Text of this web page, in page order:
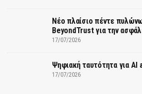
Νέο πλαίσιο πέντε
BeyondTrust για την
17/07/2026
Ψηφιακή ταυτότητα για AI
17/07/2026